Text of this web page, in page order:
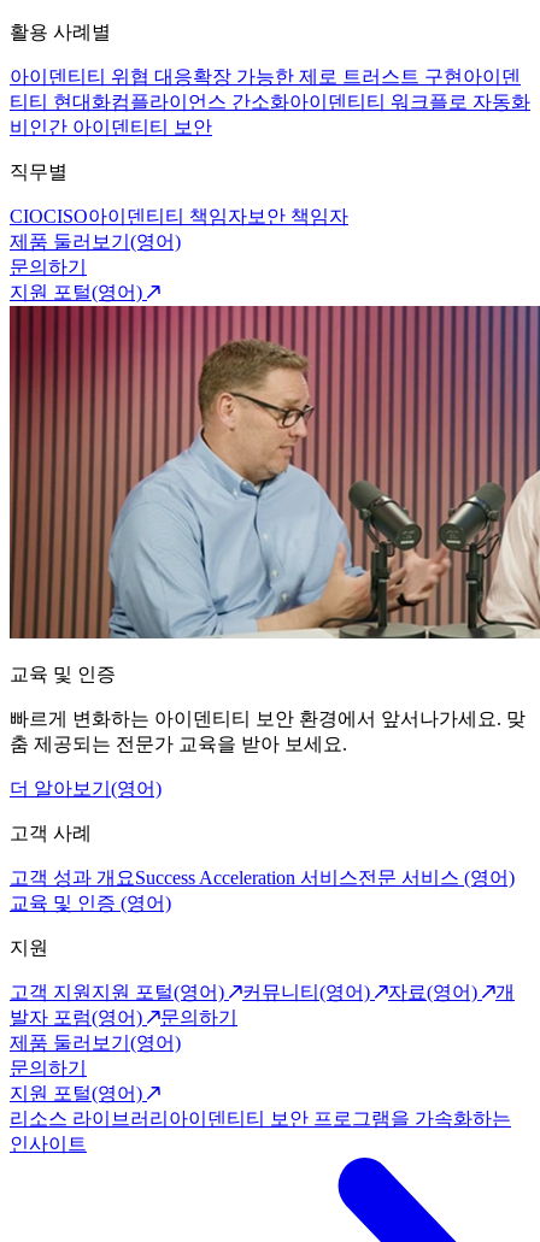
활용 사례별
아이덴티티 위협 대응확장 가능한 제로 트러스트 구현 아이덴
티티 현대화컴플라이언스 간소화아이덴티티 워크플로 자동화
비인간 아이덴티티 보안
직무별
CIOCISO아이덴티티 책임자보안 책임자
제품 둘러보기(영어)
문의하기
지원 포털(영어)
교육 및 인증
빠르게 변화하는 아이덴티티 보안 환경에서 앞서나가세요. 맞
춤 제공되는 전문가 교육을 받아 보세요.
더 알아보기(영어)
고객 사례
고객 성과 개요Success Acceleration 서비스전문 서비스 (영어)
교육 및 인증 (영어)
지원
고객 지원 지원 포털(영어) 커뮤니티(영어) 자료(영어)
개
발자 포럼(영어)
문의하기
제품 둘러보기(영어)
문의하기
지원 포털(영어)
리소스 라이브러리 아이덴티티 보안 프로그램을 가속화하는
인사이트